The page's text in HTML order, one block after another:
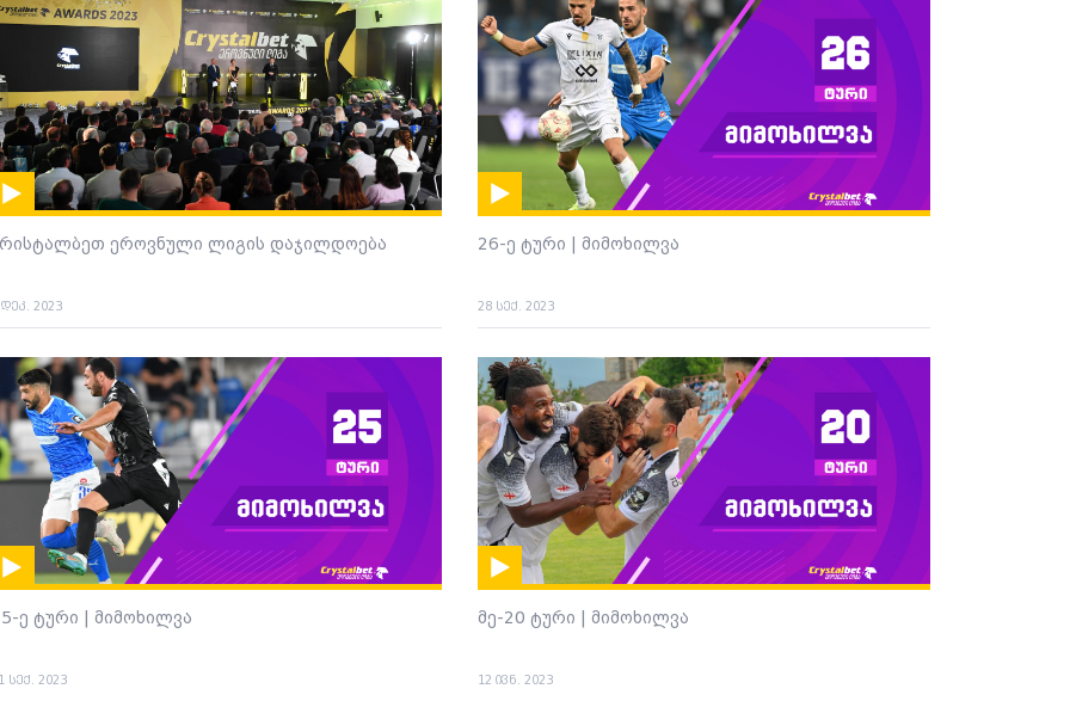
ეროვნული ლიგის დაჯილდოება
დეკ. 2023
26-ე ტური | მიმოხილვა
28 სექ. 2023
ე ტური | მიმოხილვა
სექ. 2023
მე-20 ტური | მიმოხილვა
12 ივნ. 2023